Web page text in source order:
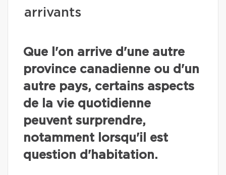
arrivants
Que l'on arrive d'une autre
province canadienne ou d'un
autre pays, certains aspects
de la vie quotidienne
peuvent surprendre,
notamment lorsqu'il est
question d'habitation.